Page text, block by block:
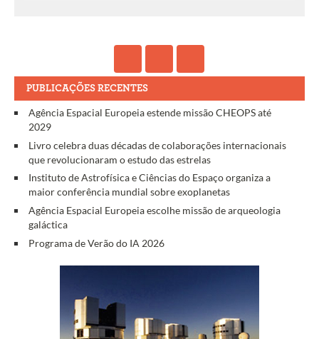
PUBLICAÇÕES RECENTES
Agência Espacial Europeia estende missão CHEOPS até
2029
Livro celebra duas décadas de colaborações internacionais
que revolucionaram o estudo das estrelas
Instituto de Astrofísica e Ciências do Espaço organiza a
maior conferência mundial sobre exoplanetas
Agência Espacial Europeia escolhe missão de arqueologia
galáctica
Programa de Verão do IA 2026